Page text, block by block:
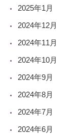
2025年1月
2024年12月
2024年11月
2024年10月
2024年9月
2024年8月
2024年7月
2024年6月